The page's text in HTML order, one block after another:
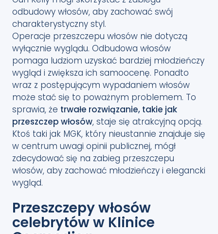
odbudowy włosów, aby zachować swój
charakterystyczny styl.
Operacje przeszczepu włosów nie dotyczą
wyłącznie wyglądu. Odbudowa włosów
pomaga ludziom uzyskać bardziej młodzieńczy
wygląd i zwiększa ich samoocenę. Ponadto
wraz z postępującym wypadaniem włosów
może stać się to poważnym problemem. To
sprawia, że trwałe rozwiązanie, takie jak
przeszczep włosów, staje się atrakcyjną opcją.
Ktoś taki jak MGK, który nieustannie znajduje się
w centrum uwagi opinii publicznej, mógł
zdecydować się na zabieg przeszczepu
włosów, aby zachować młodzieńczy i elegancki
wygląd.
Przeszczepy włosów
celebrytów w Klinice